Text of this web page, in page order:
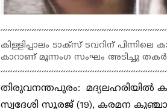
കിള്ളിപ്പാലം ടാക്‌സ് ടവറിന്
കാറാണ് മൂന്നംഗ സംഘം അടിച്ചു
തിരുവനന്തപുരം: മദ്യലഹരിയില്‍
സ്വദേശി സൂരജ് (19), കരമന